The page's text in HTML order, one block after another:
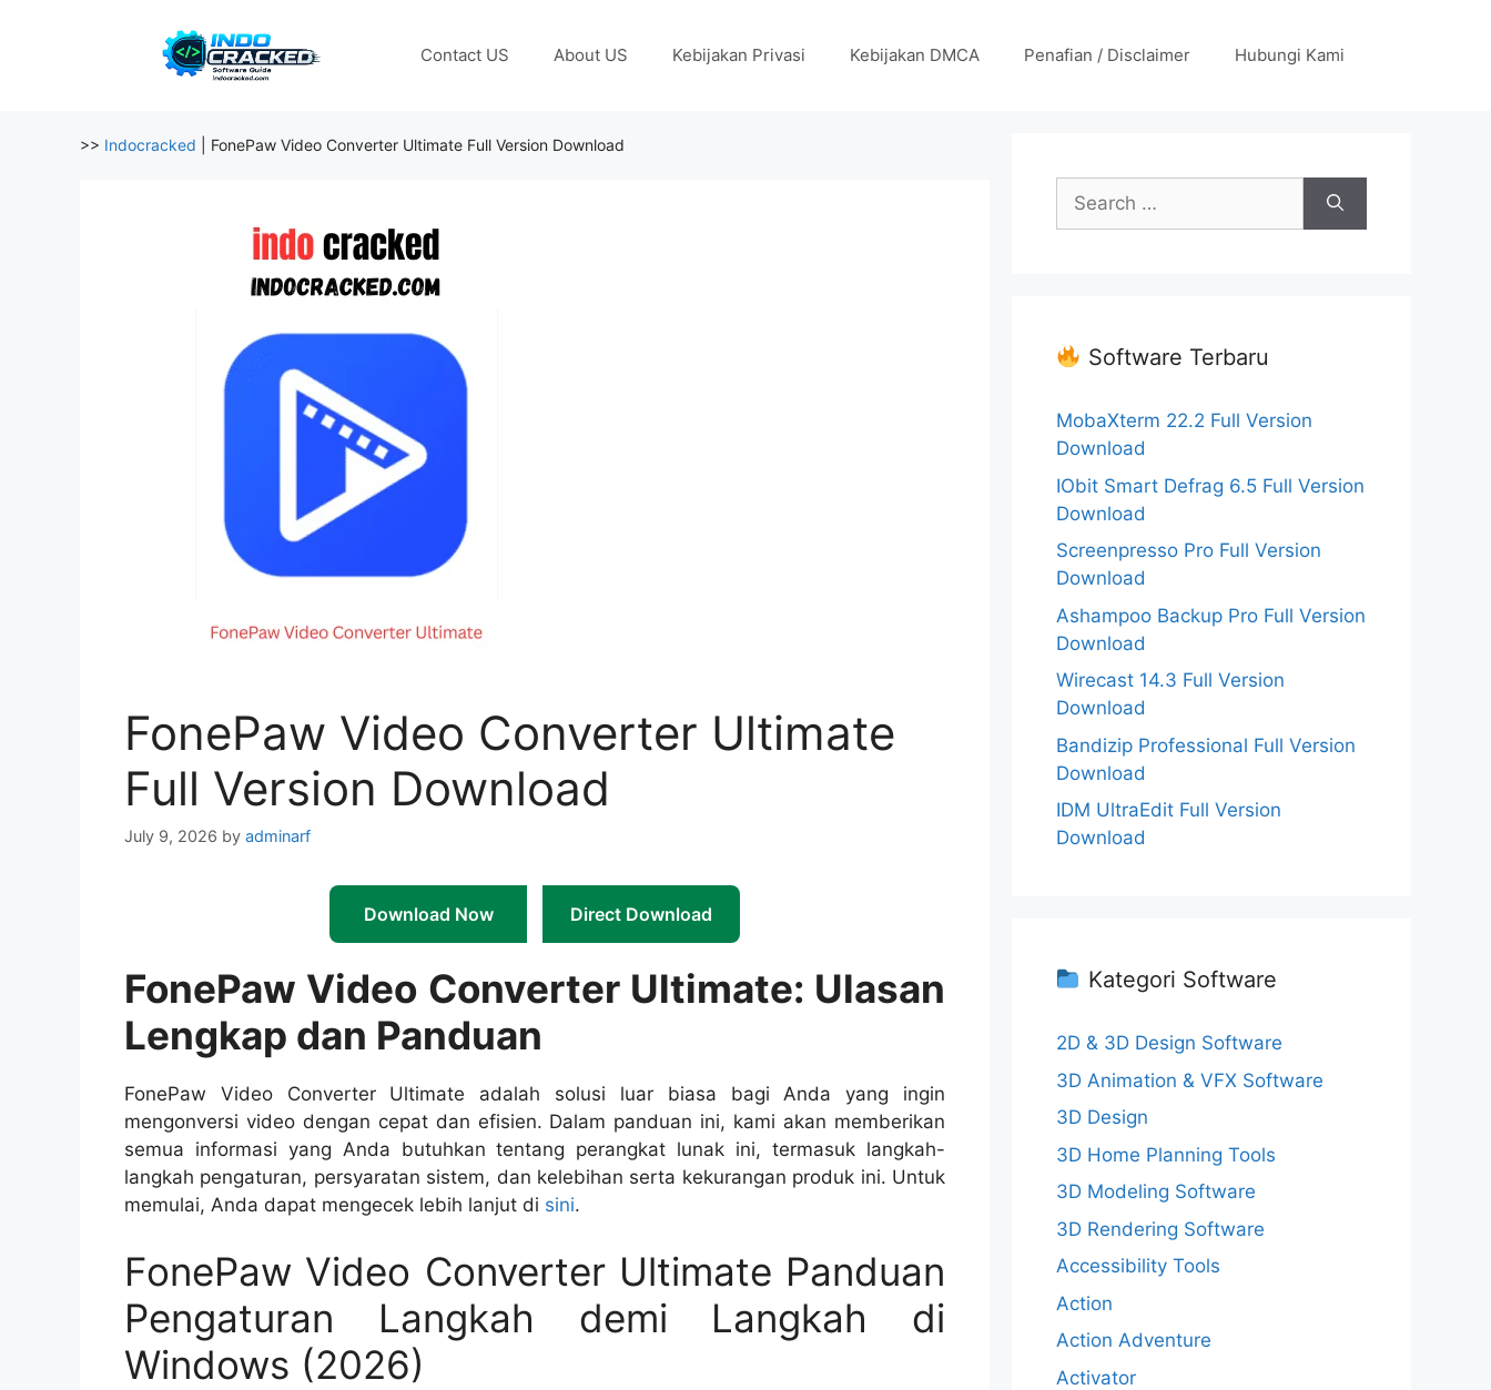
Contact US About US Kebijakan Privasi Kebijakan DMCA Penafian / Disclaimer Hubungi Kami
>> Indocracked FonePaw Video Converter Ultimate Full Version Download
FonePaw Video Converter Ultimate
Full Version Download
July 9, 2026 by adminarf
Download Now Direct Download
FonePaw Video Converter Ultimate: Ulasan
Lengkap dan Panduan
FonePaw Video Converter Ultimate adalah solusi luar biasa bagi Anda yang ingin
mengonversi video dengan cepat dan efisien. Dalam panduan ini, kami akan memberikan
semua informasi yang Anda butuhkan tentang perangkat lunak ini, termasuk langkah-
langkah pengaturan, persyaratan sistem, dan kelebihan serta kekurangan produk ini. Untuk
memulai, Anda dapat mengecek lebih lanjut di sini.
FonePaw Video Converter Ultimate Panduan
Pengaturan Langkah demi Langkah di
Windows (2026)
Search
for:
Software Terbaru
MobaXterm 22.2 Full Version
Download
IObit Smart Defrag 6.5 Full Version
Download
Screenpresso Pro Full Version
Download
Ashampoo Backup Pro Full Version
Download
Wirecast 14.3 Full Version
Download
Bandizip Professional Full Version
Download
IDM UltraEdit Full Version
Download
Kategori Software
2D & 3D Design Software
3D Animation & VFX Software
3D Design
3D Home Planning Tools
3D Modeling Software
3D Rendering Software
Accessibility Tools
Action
Action Adventure
Activator